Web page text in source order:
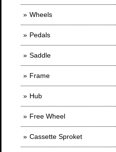
Wheels
Pedals
Saddle
Frame
Hub
Free Wheel
Cassette Sproket